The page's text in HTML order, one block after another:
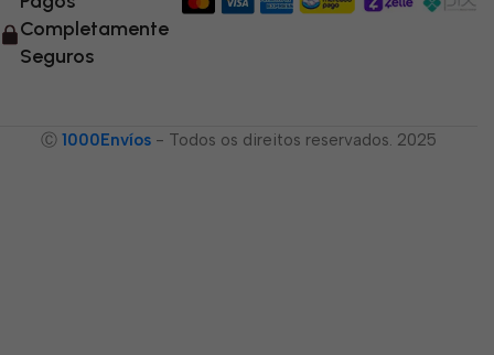
Completamente
Seguros
Ⓒ 1000Envíos - Todos os direitos reservados. 2025